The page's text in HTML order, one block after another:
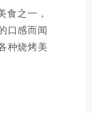
食之一，
口感而闻
种烧烤美